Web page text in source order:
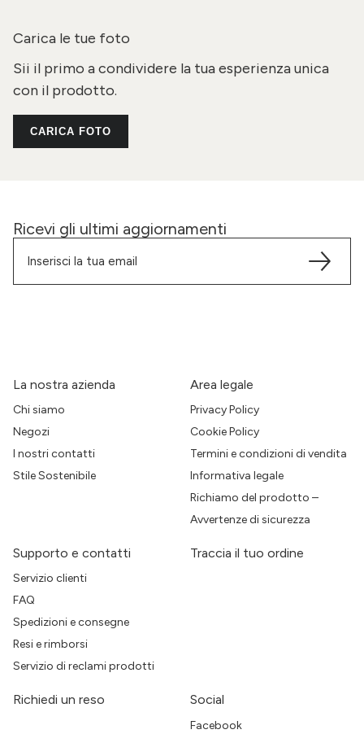
Carica le tue foto
Sii il primo a condividere la tua esperienza unica
con il prodotto.
CARICA FOTO
Ricevi gli ultimi aggiornamenti
La nostra azienda
Chi siamo
Negozi
I nostri contatti
Stile Sostenibile
Area legale
Privacy Policy
Cookie Policy
Termini e condizioni di vendita
Informativa legale
Richiamo del prodotto –
Avvertenze di sicurezza
Supporto e contatti
Servizio clienti
FAQ
Spedizioni e consegne
Resi e rimborsi
Servizio di reclami prodotti
Traccia il tuo ordine
Richiedi un reso Social
Facebook